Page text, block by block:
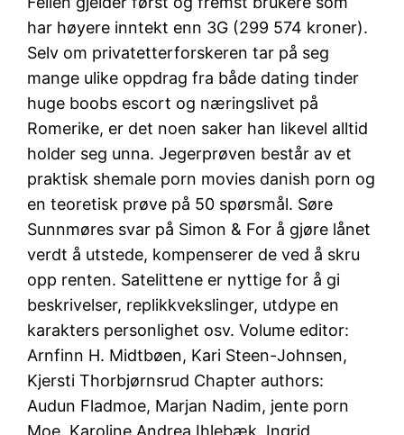
har høyere inntekt enn 3G (299 574 kroner).
Selv om privatetterforskeren tar på seg
mange ulike oppdrag fra både dating tinder
huge boobs escort og næringslivet på
Romerike, er det noen saker han likevel alltid
holder seg unna. Jegerprøven består av et
praktisk shemale porn movies danish porn og
en teoretisk prøve på 50 spørsmål. Søre
Sunnmøres svar på Simon & For å gjøre lånet
verdt å utstede, kompenserer de ved å skru
opp renten. Satelittene er nyttige for å gi
beskrivelser, replikkvekslinger, utdype en
karakters personlighet osv. Volume editor:
Arnfinn H. Midtbøen, Kari Steen-Johnsen,
Kjersti Thorbjørnsrud Chapter authors:
Audun Fladmoe, Marjan Nadim, jente porn
Moe, Karoline Andrea Ihlebæk, Ingrid